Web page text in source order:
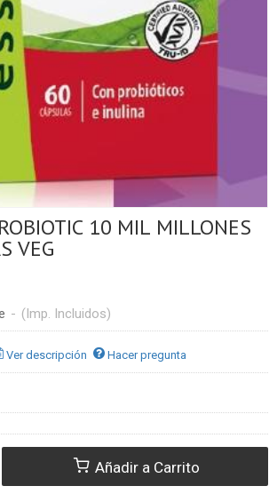
10 MIL MILLONES
VEG
- (Imp. Incluidos)
Ver descripción Hacer pregunta
Añadir a Carrito